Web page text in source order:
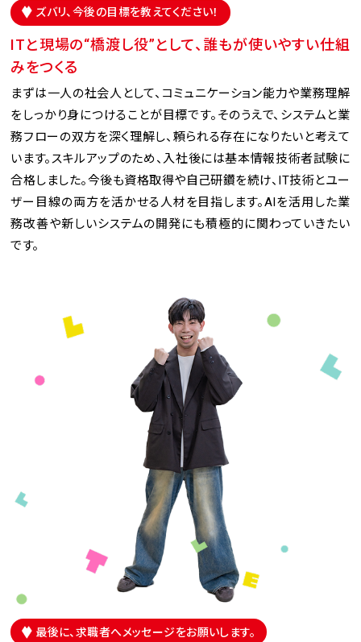
ズバリ、今後の目標を教えてください！
ITと現場の“橋渡し役”として、誰もが使いやすい仕組
みをつくる
まずは一人の社会人として、コミュニケーション能力や業務理解
をしっかり身につけることが目標です。そのうえで、システムと業
務フローの双方を深く理解し、頼られる存在になりたいと考えて
います。スキルアップのため、入社後には基本情報技術者試験に
合格しました。今後も資格取得や自己研鑽を続け、IT技術とユー
ザー目線の両方を活かせる人材を目指します。AIを活用した業
務改善や新しいシステムの開発にも積極的に関わっていきたい
です。
最後に、求職者へメッセージをお願いします。